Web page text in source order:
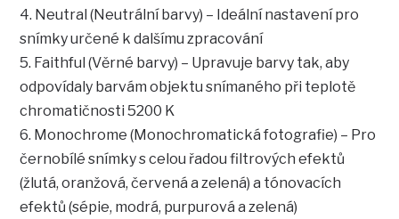
4. Neutral (Neutrální barvy) – Ideální nastavení pro
snímky určené k dalšímu zpracování
5. Faithful (Věrné barvy) – Upravuje barvy tak, aby
odpovídaly barvám objektu snímaného při teplotě
chromatičnosti 5200 K
6. Monochrome (Monochromatická fotografie) – Pro
černobílé snímky s celou řadou filtrových efektů
(žlutá, oranžová, červená a zelená) a tónovacích
efektů (sépie, modrá, purpurová a zelená)